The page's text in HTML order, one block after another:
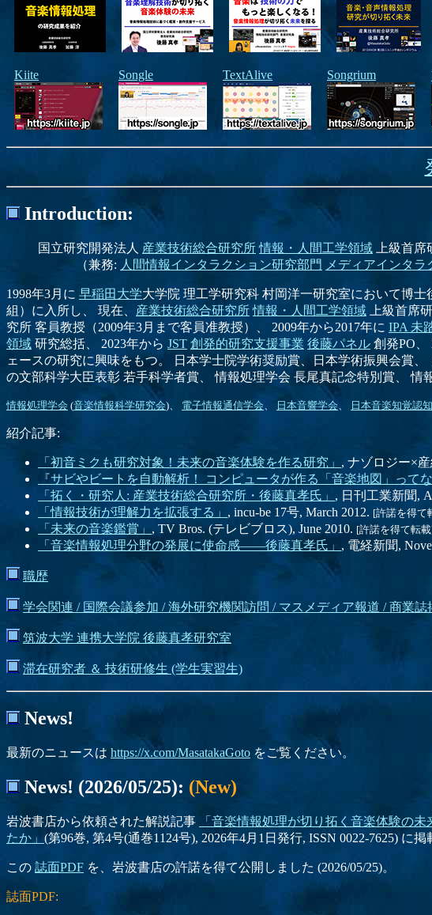
Kiite Songle TextAlive Songrium
Introduction:
国立研究開発法人 産業技術総合研究所 情報・人間工学領域 上級首席
（兼務: 人間情報インタラクション研究部門 メディアインタ
1998年3月に 早稲田大学大学院 理工学研究科 村岡洋一研究室において博
組）に入所し、 現在、 産業技術総合研究所 情報・人間工学領域 上級首席
究所 客員教授（2009年3月まで客員准教授）、 2009年から2017年に IPA 未
領域 研究総括、 2023年から JST 創発的研究支援事業 後藤パネル 創発PO
ェースの研究に興味をもつ。 日本学士院学術奨励賞、日本学術振興会賞
の文部科学大臣表彰 若手科学者賞、 情報処理学会 長尾真記念特別賞、 情
情報処理学会 (音楽情報科学研究会)、 電子情報通信学会 日本音響学会 日本音楽知覚認
紹介記事:
「初音ミクも研究対象！未来の音楽体験を作る研究」 , ナゾロジー×
『サビやビートを自動解析！ コンピュータが作る「音楽地図」ってな
「拓く・研究人: 産業技術総合研究所・後藤真孝氏」 , 日刊工業新聞,
「情報技術が理解力を拡張する」 , incu-be 17号, March 2012. [許諾を得て
「未来の音楽鑑賞」 , TV Bros. (テレビブロス), June 2010. [許諾を得て転
「音楽情報処理分野の発展に使命感――後藤真孝氏」 , 電経新聞,
職歴
学会関連 / 国際会議参加 / 海外研究機関訪問 / マスメディア報道 / 商業誌
筑波大学 連携大学院 後藤真孝研究室
滞在研究者 ＆ 技術研修生 (学生実習生)
News!
最新のニュースは https://x.com/MasatakaGoto をご覧ください。
News! (2026/05/25): (New)
岩波書店から依頼された解説記事 「音楽情報処理が切り拓く音楽体験の未
たか」 (第96巻, 第4号(通巻1124号), 2026年4月1日発行, ISSN 0022-7625) に掲
この 誌面PDF を、岩波書店の許諾を得て公開しました (2026/05/25)。
誌面PDF: